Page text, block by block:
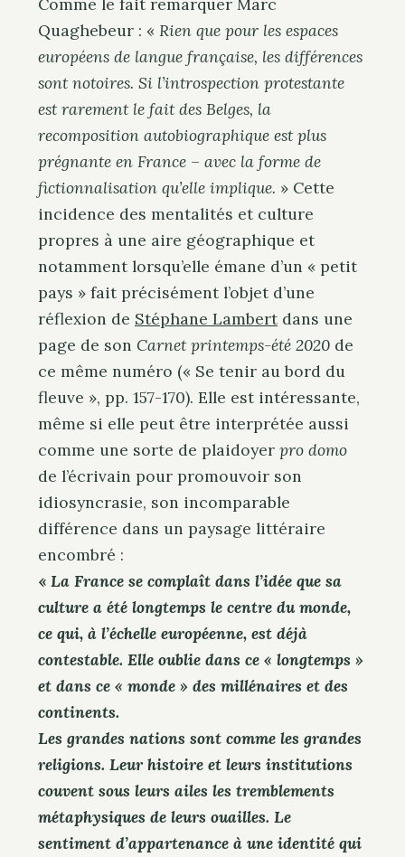
Quaghebeur : « Rien que pour les espaces
européens de langue française, les différences
sont notoires. Si l’introspection protestante
est rarement le fait des Belges, la
recomposition autobiographique est plus
prégnante en France – avec la forme de
fictionnalisation qu’elle implique. » Cette
incidence des mentalités et culture
propres à une aire géographique et
notamment lorsqu’elle émane d’un « petit
pays » fait précisément l’objet d’une
réflexion de Stéphane Lambert dans une
page de son Carnet printemps-été 2020 de
ce même numéro (« Se tenir au bord du
fleuve », pp. 157-170). Elle est intéressante,
même si elle peut être interprétée aussi
comme une sorte de plaidoyer pro domo
de l’écrivain pour promouvoir son
idiosyncrasie, son incomparable
différence dans un paysage littéraire
encombré :
« La France se complaît dans l’idée que sa
culture a été longtemps le centre du monde,
ce qui, à l’échelle européenne, est déjà
contestable. Elle oublie dans ce « longtemps »
et dans ce « monde » des millénaires et des
continents.
Les grandes nations sont comme les grandes
religions. Leur histoire et leurs institutions
couvent sous leurs ailes les tremblements
métaphysiques de leurs ouailles. Le
sentiment d’appartenance à une identité qui